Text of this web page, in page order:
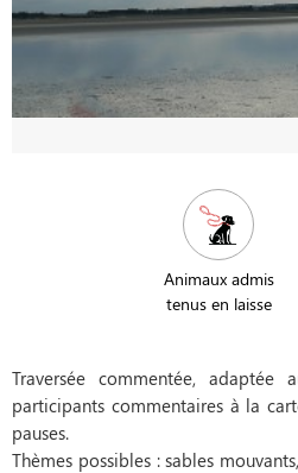
Animaux admis
tenus en laisse
Traversée commentée,
participants commentaires à la
pauses.
Thèmes possibles : sables